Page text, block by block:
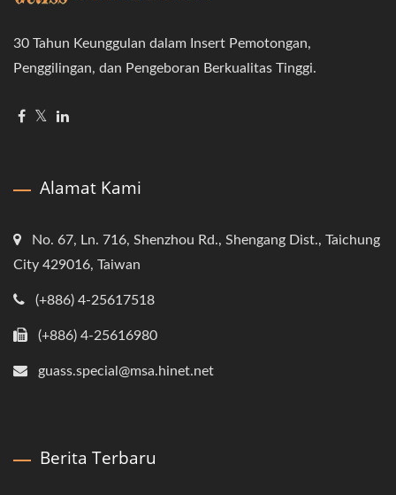
30 Tahun Keunggulan dalam Insert Pemotongan,
Penggilingan, dan Pengeboran Berkualitas Tinggi.
Alamat Kami
No. 67, Ln. 716, Shenzhou Rd., Shengang Dist., Taichung
City 429016, Taiwan
(+886) 4-25617518
(+886) 4-25616980
guass.special@msa.hinet.net
Berita Terbaru